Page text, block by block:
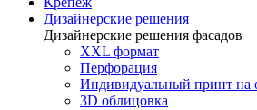
Дизайнерские решения
Дизайнерские решения фасадов
XXL формат
Перфорация
Индивидуальный принт на
3D облицовка